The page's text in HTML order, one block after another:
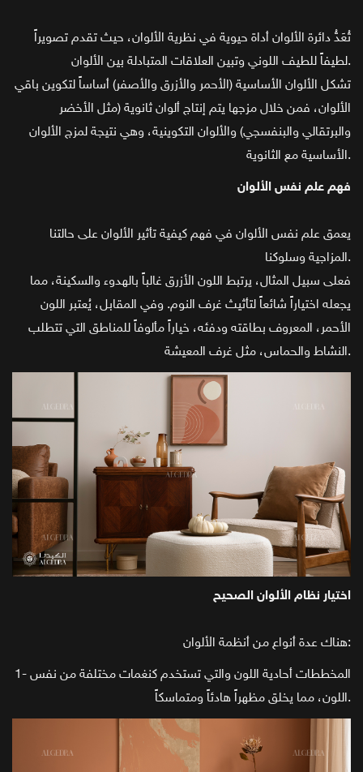
تُعَدُّ دائرة الألوان أداة حيوية في نظرية الألوان، حيث تقدم تصويراً
لطيفاً للطيف اللوني وتبين العلاقات المتبادلة بين الألوان.
تشكل الألوان الأساسية (الأحمر والأزرق والأصفر) أساساً لتكوين باقي
الألوان، فمن خلال مزجها يتم إنتاج ألوان ثانوية (مثل الأخضر
والبرتقالي والبنفسجي) والألوان التكوينية، وهي نتيجة لمزج الألوان
الأساسية مع الثانوية.
فهم علم نفس الألوان
يعمق علم نفس الألوان في فهم كيفية تأثير الألوان على حالتنا
المزاجية وسلوكنا.
فعلى سبيل المثال، يرتبط اللون الأزرق غالباً بالهدوء والسكينة، مما
يجعله اختياراً شائعاً لتأثيث غرف النوم. وفي المقابل، يُعتبر اللون
الأحمر، المعروف بطاقته ودفئه، خياراً مألوفاً للمناطق التي تتطلب
النشاط والحماس، مثل غرف المعيشة.
اختيار نظام الألوان الصحيح
هناك عدة أنواع من أنظمة الألوان:
1- المخططات أحادية اللون والتي تستخدم كنغمات مختلفة من نفس
اللون، مما يخلق مظهراً هادئاً ومتماسكاً.